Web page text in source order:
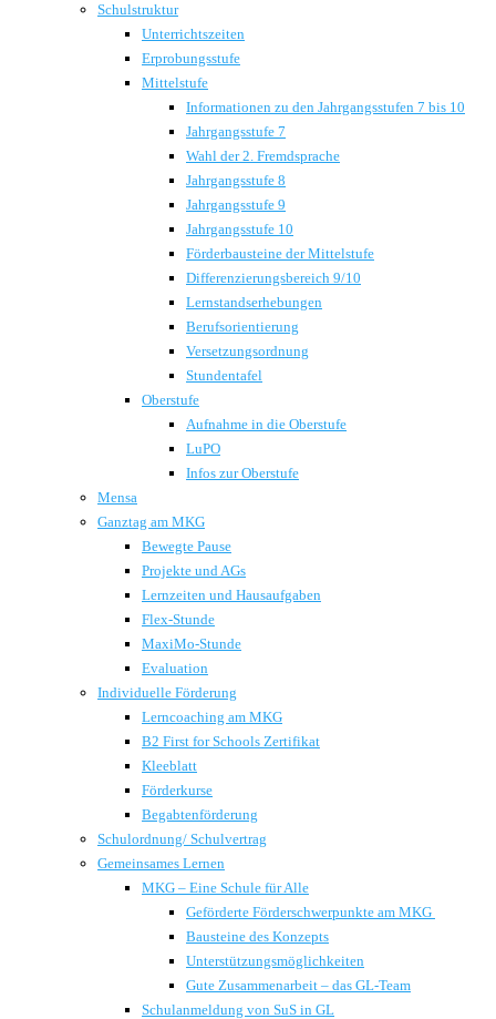
Schulstruktur
Unterrichtszeiten
Erprobungsstufe
Mittelstufe
Informationen zu den Jahrgangsstufen 7 bis 10
Jahrgangsstufe 7
Wahl der 2. Fremdsprache
Jahrgangsstufe 8
Jahrgangsstufe 9
Jahrgangsstufe 10
Förderbausteine der Mittelstufe
Differenzierungsbereich 9/10
Lernstandserhebungen
Berufsorientierung
Versetzungsordnung
Stundentafel
Oberstufe
Aufnahme in die Oberstufe
LuPO
Infos zur Oberstufe
Mensa
Ganztag am MKG
Bewegte Pause
Projekte und AGs
Lernzeiten und Hausaufgaben
Flex-Stunde
MaxiMo-Stunde
Evaluation
Individuelle Förderung
Lerncoaching am MKG
B2 First for Schools Zertifikat
Kleeblatt
Förderkurse
Begabtenförderung
Schulordnung/ Schulvertrag
Gemeinsames Lernen
MKG – Eine Schule für Alle
Geförderte Förderschwerpunkte am MKG
Bausteine des Konzepts
Unterstützungsmöglichkeiten
Gute Zusammenarbeit – das GL-Team
Schulanmeldung von SuS in GL